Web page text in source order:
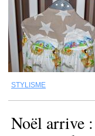
STYLISME
Noël arrive